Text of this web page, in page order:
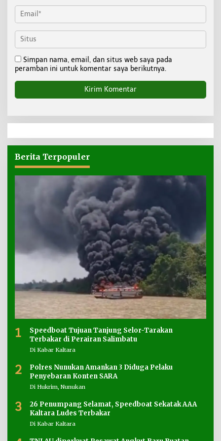
Simpan nama, email, dan situs web saya pada
peramban ini untuk komentar saya berikutnya.
Berita Terpopuler
1
Speedboat Tujuan Tanjung Selor-Tarakan
Terbakar di Perairan Salimbatu
Di Kabar Kaltara
2
Polres Nunukan Amankan 3 Diduga Pelaku
Penyebaran Konten SARA
Di Hukrim, Nunukan
3
26 Penumpang Selamat, Speedboat Sekatak AAA
Kaltara Ludes Terbakar
Di Kabar Kaltara